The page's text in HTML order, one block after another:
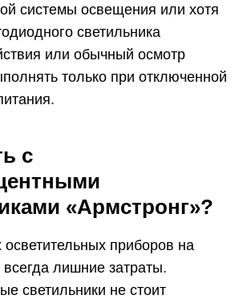
системы освещения или хотя
светильника
или обычный осмотр
только при отключенной
с
«Армстронг»?
приборов на
лишние затраты.
светильники не стоит